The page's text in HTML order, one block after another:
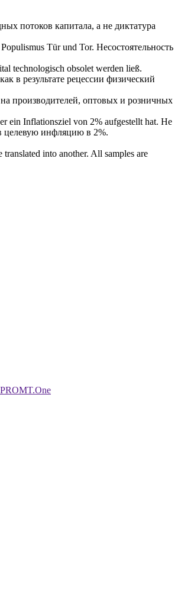
потоков капитала, а не диктатура
Tür und Tor. Несостоятельность
technologisch obsolet werden ließ.
в результате рецессии физический
на производителей, оптовых и розничных
ein Inflationsziel von 2% aufgestellt hat. Не
целевую инфляцию в 2%.
into another. All samples are